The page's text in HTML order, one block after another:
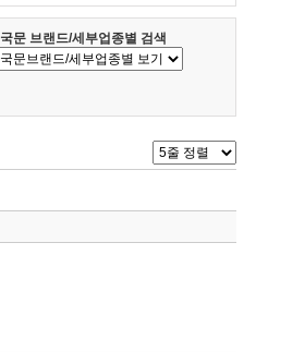
국문 브랜드/세부업종별 검색